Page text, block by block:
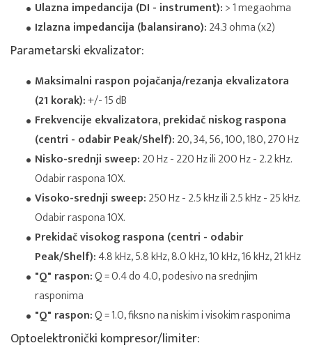
Ulazna impedancija (DI - instrument):> 1 megaohma
Izlazna impedancija (balansirano):24.3 ohma (x2)
Parametarski ekvalizator:
Maksimalni raspon pojačanja/rezanja ekvalizatora
(21 korak):+/- 15 dB
Frekvencije ekvalizatora, prekidač niskog raspona
(centri - odabir Peak/Shelf):20, 34, 56, 100, 180, 270 Hz
Nisko-srednji sweep:20 Hz - 220 Hz ili 200 Hz - 2.2 kHz.
Odabir raspona 10X.
Visoko-srednji sweep:250 Hz - 2.5 kHz ili 2.5 kHz - 25 kHz.
Odabir raspona 10X.
Prekidač visokog raspona (centri - odabir
Peak/Shelf):4.8 kHz, 5.8 kHz, 8.0 kHz, 10 kHz, 16 kHz, 21 kHz
"Q" raspon:Q = 0.4 do 4.0, podesivo na srednjim
rasponima
"Q" raspon:Q = 1.0, fiksno na niskim i visokim rasponima
Optoelektronički kompresor/limiter: